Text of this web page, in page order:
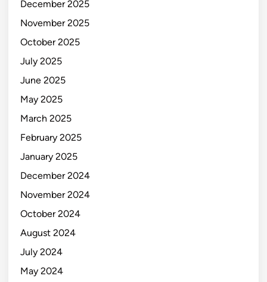
December 2025
November 2025
October 2025
July 2025
June 2025
May 2025
March 2025
February 2025
January 2025
December 2024
November 2024
October 2024
August 2024
July 2024
May 2024